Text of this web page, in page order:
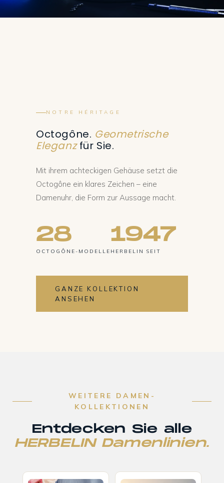
NOTRE HÉRITAGE
Octogône. Geometrische
Eleganzfür Sie.
Mit ihrem achteckigen Gehäuse setzt die
Octogône ein klares Zeichen – eine
Damenuhr, die Form zur Aussage macht.
28
OCTOGÔNE-MODELLE
1947
HERBELIN SEIT
GANZE KOLLEKTION
ANSEHEN
WEITERE DAMEN-
KOLLEKTIONEN
Entdecken Sie alle
HERBELIN Damenlinien.